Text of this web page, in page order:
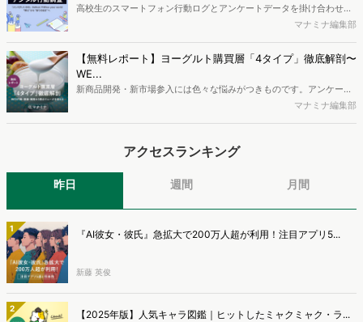
疑問をお抱えのSEO・Webマーケティングご担当者様におすすめの内
容となっています。※本レポートは記事のフォームから無料でダウン
高校生のスマートフォン行動ログとアンケートデータを掛け合わせ、
最新の若年層（高校生）におけるデジタル行動実態やSNSの利用傾向
ち、スマートフォンを取り巻く環境が成熟するなか、新興SNSの台頭
により高校生のデジタルライフスタイルは新たな変化を見せていま
す。※資料は記事内の入力フォームより、ダウンロードいただけま
マナミナ編集部
【無料レポート】ヨーグルト購買層「4タイプ」徹底解剖〜
WE...
新商品開発・新市場参入には色々な悩みがつきものです。アンケート
調査を実施しても、購買実態が不透明、新商品の受容性も判断しきれ
ようにして市場理解をしていけるのか、現状の既発商品のセグメント
す。新商品開発関連担当者様・マーケティング担当者様向け必見のレ
ウンロードできます。
マナミナ編集部
アクセスランキング
昨日 週間 月間
1 『AI彼女・彼氏』急拡大で200万人超が利用！注目アプリ5...
新藤 英俊
2 【2025年版】人気キャラ図鑑｜ヒットしたミャクミャク・ラ...